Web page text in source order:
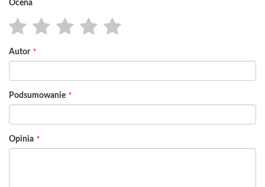
Ocena
star
stars
stars
stars
stars
Autor
Podsumowanie
Opinia